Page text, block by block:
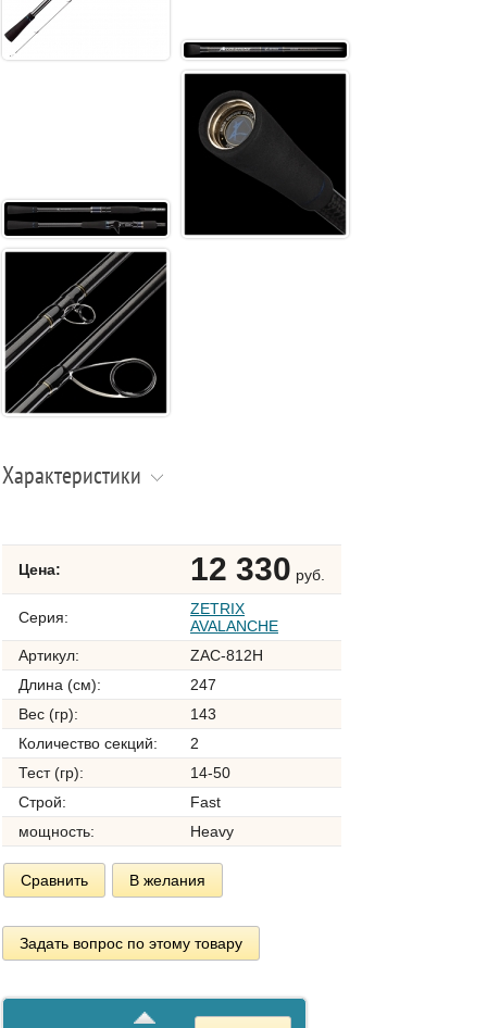
Характеристики
Цена: 12 330 руб.
Серия:
ZETRIX
AVALANCHE
Артикул:
ZAC-812H
Длина (см):
247
Вес (гр):
143
Количество секций:
2
Тест (гр):
14-50
Строй:
Fast
мощность:
Heavy
Сравнить В желания
Задать вопрос по этому товару